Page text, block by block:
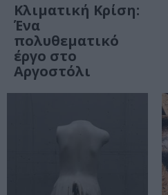
Κλιματική Κρίση:
Ένα
πολυθεματικό
έργο στο
Αργοστόλι